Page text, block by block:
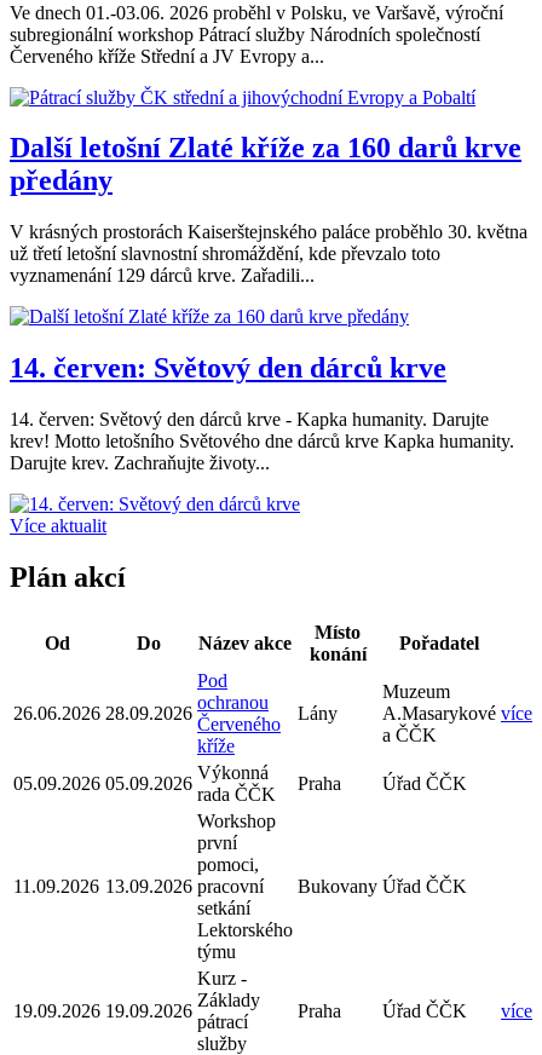
Ve dnech 01.-03.06. 2026 proběhl v Polsku, ve Varšavě, výroční
subregionální workshop Pátrací služby Národních společností
Červeného kříže Střední a JV Evropy a...
Další letošní Zlaté kříže za 160 darů krve
předány
V krásných prostorách Kaiserštejnského paláce proběhlo 30. května
už třetí letošní slavnostní shromáždění, kde převzalo toto
vyznamenání 129 dárců krve. Zařadili...
14. červen: Světový den dárců krve
14. červen: Světový den dárců krve - Kapka humanity. Darujte
krev! Motto letošního Světového dne dárců krve Kapka humanity.
Darujte krev. Zachraňujte životy...
Více aktualit
Plán akcí
Od Do Název akce
Místo
konání
Pořadatel
26.06.2026 28.09.2026
Pod
ochranou
Červeného
kříže
Lány
Muzeum
A.Masarykové
a ČČK
více
05.09.2026 05.09.2026
Výkonná
rada ČČK
Praha Úřad ČČK
11.09.2026 13.09.2026
Workshop
první
pomoci,
pracovní
setkání
Lektorského
týmu
Bukovany Úřad ČČK
19.09.2026 19.09.2026
Kurz -
Základy
pátrací
služby
Praha Úřad ČČK více